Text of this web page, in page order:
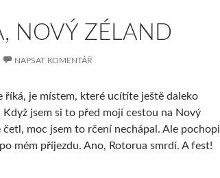
NOVÝ ZÉLAND
NAPSAT KOMENTÁŘ
říká, je místem, které ucítíte ještě daleko
jsem si to před mojí cestou na Nový
moc jsem to rčení nechápal. Ale pochopil
mém příjezdu. Ano, Rotorua smrdí. A fest!